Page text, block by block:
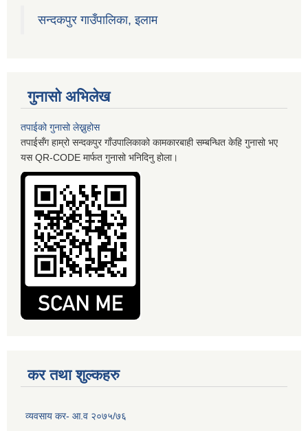
सन्दकपुर गाउँपालिका, इलाम
गुनासो अभिलेख
तपाईको गुनासो लेख्नुहोस
तपाईसँग हाम्रो सन्दकपुर गाँउपालिकाको कामकारबाही सम्बन्धित केहि गुनासो भए
यस QR-CODE मार्फत गुनासो भनिदिनु होला।
कर तथा शुल्कहरु
व्यवसाय कर- आ.व २०७५/७६